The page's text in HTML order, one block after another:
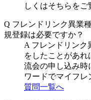
しくはそちらをご
Q フレンドリンク異業
規登録は必要ですか？
A フレンドリンク
をしたことがあ
流会の申し込み時
ワードでマイフレ
質問一覧へ